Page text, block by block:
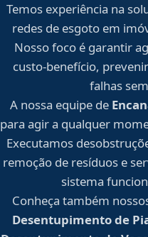
Temos experiência na
redes de esgoto em
Nosso foco é garantir
custo-benefício,
falhas
A nossa equipe de
para agir a qualquer
Executamos
remoção de resíduos e
sistema
Conheça também
Desentupimento de